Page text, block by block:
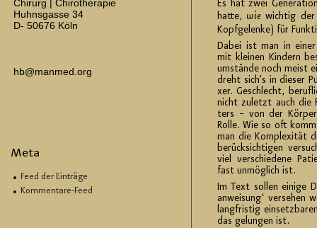
Chirurg | Chirotherapie
Huhnsgasse 34
D- 50676 Köln
hb@manmed.org
Meta
Feed der Einträge
Kommentare-Feed
Es hat zwei
hatte, wie wich­tig der
Kopf­ge­len­ke) für
Dabei ist man in
mit klei­nen Kin­dern
um­stän­de noch meist
dreht sich’s in die­ser
xer. Ge­schlecht,
nicht zu­letzt auch die
ters – von der
Rolle. Wie so oft
man die Kom­ple­xi­tät
be­rück­sich­ti­gen
viel ver­schie­de­ne
fast un­mög­lich ist.
Im Text sol­len ei­ni­ge
an­wei­sung‘ ver­se­hen
lang­fris­tig
das ge­lun­gen ist.